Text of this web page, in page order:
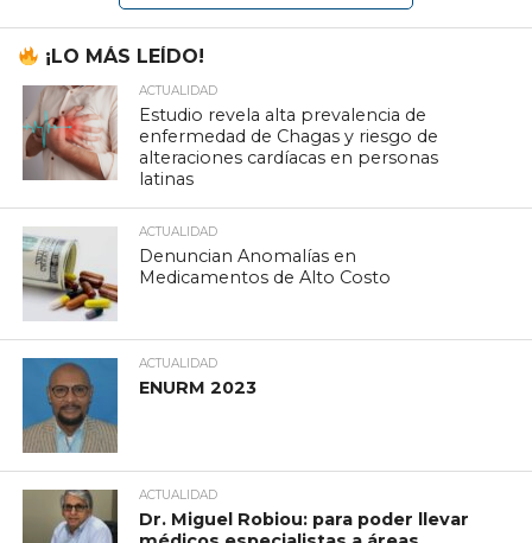
¡LO MÁS LEÍDO!
ACTUALIDAD
Estudio revela alta prevalencia de
enfermedad de Chagas y riesgo de
alteraciones cardíacas en personas
latinas
ACTUALIDAD
Denuncian Anomalías en
Medicamentos de Alto Costo
ACTUALIDAD
ENURM 2023
ACTUALIDAD
Dr. Miguel Robiou: para poder llevar